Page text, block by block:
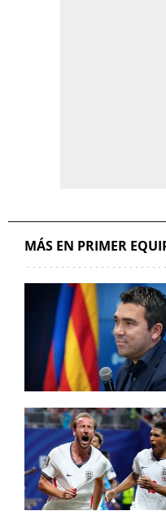
MÁS EN PRIMER